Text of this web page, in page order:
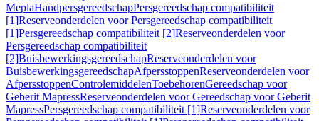
MeplaHandpersgereedschapPersgereedschap compatibiliteit
[1]Reserveonderdelen voor Persgereedschap compatibiliteit
[1]Persgereedschap compatibiliteit [2]Reserveonderdelen voor
Persgereedschap compatibiliteit
[2]BuisbewerkingsgereedschapReserveonderdelen voor
BuisbewerkingsgereedschapAfpersstoppenReserveonderdelen voor
AfpersstoppenControlemiddelenToebehorenGereedschap voor
Geberit MapressReserveonderdelen voor Gereedschap voor Geberit
MapressPersgereedschap compatibiliteit [1]Reserveonderdelen voor